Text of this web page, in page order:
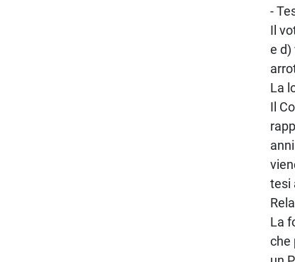
-
Il
e d)
La
Il
tesi
La
che